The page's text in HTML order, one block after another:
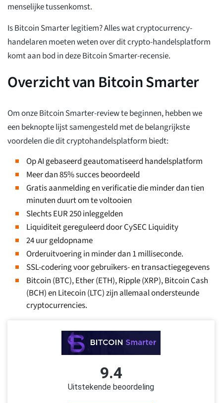
menselijke tussenkomst.
Is Bitcoin Smarter legitiem? Alles wat cryptocurrency-
handelaren moeten weten over dit crypto-handelsplatform
komt aan bod in deze Bitcoin Smarter-recensie.
Overzicht van Bitcoin Smarter
Om onze Bitcoin Smarter-review te beginnen, hebben we
een beknopte lijst samengesteld met de belangrijkste
voordelen die dit cryptohandelsplatform biedt:
Op AI gebaseerd geautomatiseerd handelsplatform
Meer dan 85% succes beoordeeld
Gratis aanmelding en verificatie die minder dan tien
minuten duurt om te voltooien
Slechts EUR 250 inleggelden
Liquiditeit gereguleerd door CySEC Liquidity
24 uur geldopname
Orderuitvoering in minder dan 1 milliseconde.
SSL-codering voor gebruikers- en transactiegegevens
Bitcoin (BTC), Ether (ETH), Ripple (XRP), Bitcoin Cash
(BCH) en Litecoin (LTC) zijn allemaal ondersteunde
cryptocurrencies.
9.4
Uitstekende beoordeling